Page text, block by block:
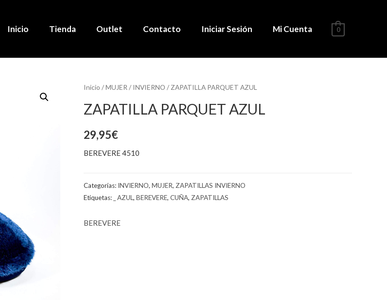
Inicio Tienda Outlet Contacto Iniciar Sesión Mi Cuenta 0
Inicio /MUJER / INVIERNO / ZAPATILLA PARQUET AZUL
ZAPATILLA PARQUET AZUL
29,95€
BEREVERE 4510
Categorías: INVIERNO, MUJER, ZAPATILLAS INVIERNO
Etiquetas:
_ AZUL, BEREVERE, CUÑA, ZAPATILLAS
BEREVERE